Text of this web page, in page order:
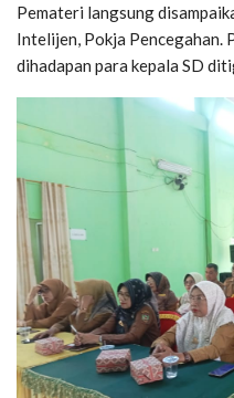
Pemateri langsung
Intelijen, Pokja Pencegahan.
dihadapan para kepala SD